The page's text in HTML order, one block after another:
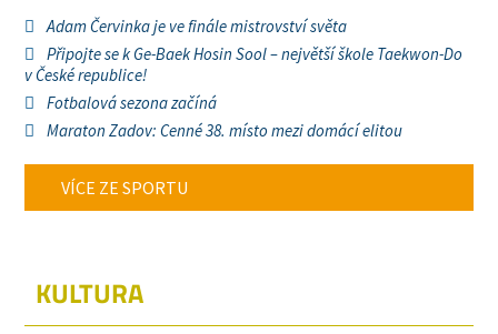
Adam Červinka je ve finále mistrovství světa
Připojte se k Ge-Baek Hosin Sool – největší škole Taekwon-Do
v České republice!
Fotbalová sezona začíná
Maraton Zadov: Cenné 38. místo mezi domácí elitou
VÍCE ZE SPORTU
KULTURA